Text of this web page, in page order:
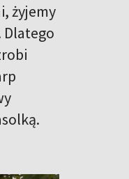
żyjemy
Dlatego